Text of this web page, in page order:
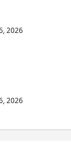
2026
2026